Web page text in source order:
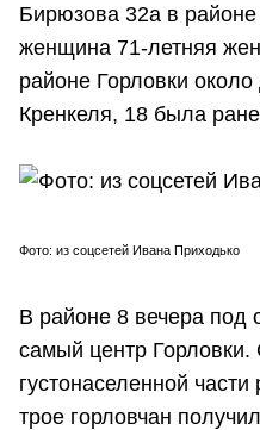
Бирюзова 32а в
женщина 71-летняя
районе Горловки
Кренкеля, 18 была
Фото: из соцсетей Ивана Приходько
В районе 8 вечера под
самый центр
густонаселенной
трое горловчан